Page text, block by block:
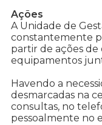
Ações
A Unidade de
constantemente
partir de ações de
equipamentos
Havendo a
desmarcadas na
consultas, no
pessoalmente no